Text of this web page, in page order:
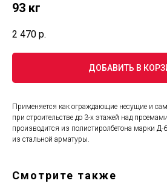
93 кг
2 470 р.
ДОБАВИТЬ В
Применяется как ограждающие несущие и
при строительстве до 3-х этажей над
производится из полистиролбетона марки
из стальной арматуры.
Смотрите также